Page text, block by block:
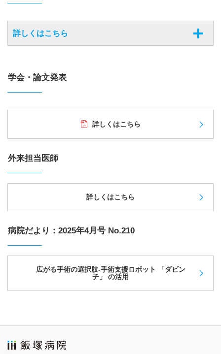
詳しくはこちら
学会・論文発表
詳しくはこちら
外来担当医師
詳しくはこちら
病院だより：2025年4月号 No.210
広がる手術の選択肢-手術支援ロボット 「ダビン
チ」 の活用